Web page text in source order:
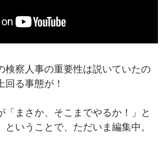
検察人事の重要性は説いていたの
る事態が！
「まさか、そこまでやるか！」と
いうことで、ただいま編集中。